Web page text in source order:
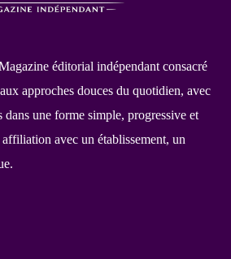
éditorial indépendant consacré
approches douces du quotidien, avec
dans une forme simple, progressive et
affiliation avec un établissement, un